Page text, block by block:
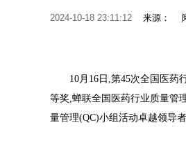
2024-10-18 23:11:12 来源：
10月16日,第45次全国医药
等奖,蝉联全国医药行业质量管
量管理(QC)小组活动卓越领导者